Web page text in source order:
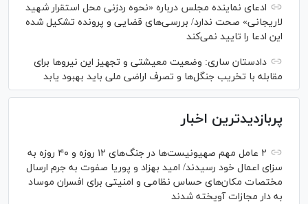
ادعای نماینده مجلس درباره «نحوه ردزنی محل استقرار شهید
لاریجانی» صحت ندارد/ بررسی‌های قضایی و پرونده تشکیل شده
این ادعا را تایید نمی‌کند
دادستان ساری: وضعیت معیشتی و تجهیز این نیرو‌ها برای
مقابله با تخریب جنگل‌ها و تصرف اراضی ملی باید بهبود یابد
پربازدیدترین اخبار
۲ عامل مهم صهیونیست‌ها در جنگ‌های ۱۲ روزه و ۴۰ روزه به
سزای اعمال خود رسیدند/ امید بهزاد و پوریا صفوت به جرم ارسال
مختصات مکان‌های حساس نظامی و امنیتی برای افسران موساد
به دار مجازات آویخته شدند